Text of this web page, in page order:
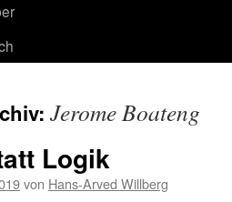
Jerome Boateng
Logik
von Hans-Arved Willberg